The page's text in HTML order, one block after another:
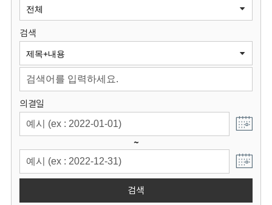
원
회
검색
의결일
~
검색